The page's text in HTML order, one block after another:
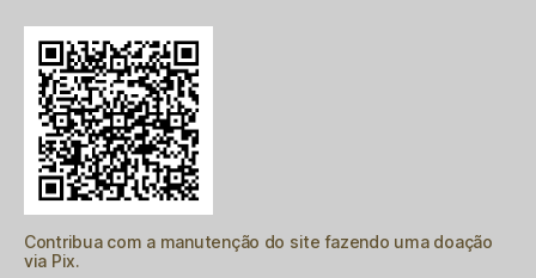
Contribua com a manutenção do site fazendo uma doação
via Pix.